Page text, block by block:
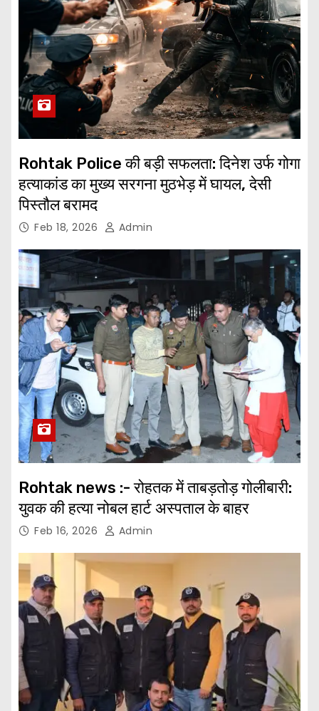
Rohtak Police की बड़ी सफलता: दिनेश उर्फ गोगा
हत्याकांड का मुख्य सरगना मुठभेड़ में घायल, देसी
पिस्तौल बरामद
Feb 18, 2026 Admin
Rohtak news :- रोहतक में ताबड़तोड़ गोलीबारी:
युवक की हत्या नोबल हार्ट अस्पताल के बाहर
Feb 16, 2026 Admin